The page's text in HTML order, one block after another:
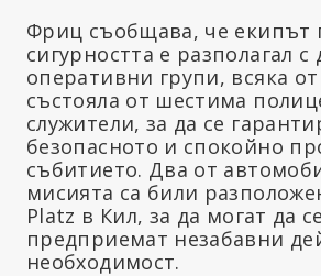
Фриц съобщава, че екипът
сигурността е разполагал с
оперативни групи, всяка
състояла от шестима
служители, за да се
безопасното и спокойно
събитието. Два от
мисията са били
Platz в Кил, за да могат да се
предприемат незабавни
необходимост.